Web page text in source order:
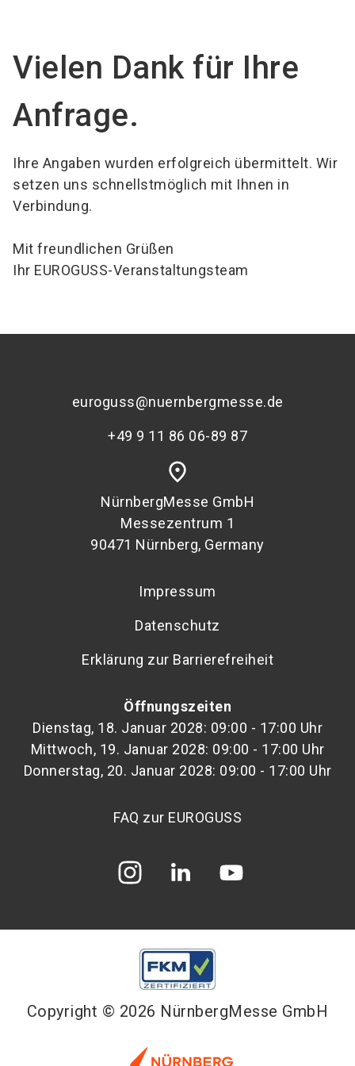
search
Vielen Dank für Ihre
Anfrage.
Ihre Angaben wurden erfolgreich übermittelt. Wir
setzen uns schnellstmöglich mit Ihnen in
Verbindung.
Mit freundlichen Grüßen
Ihr EUROGUSS-Veranstaltungsteam
euroguss@nuernbergmesse.de
+49 9 11 86 06-89 87
place
NürnbergMesse GmbH
Messezentrum 1
90471 Nürnberg, Germany
Impressum
Datenschutz
Erklärung zur Barrierefreiheit
Öffnungszeiten
Dienstag, 18. Januar 2028: 09:00 - 17:00 Uhr
Mittwoch, 19. Januar 2028: 09:00 - 17:00 Uhr
Donnerstag, 20. Januar 2028: 09:00 - 17:00 Uhr
FAQ zur EUROGUSS
Copyright © 2026 NürnbergMesse GmbH